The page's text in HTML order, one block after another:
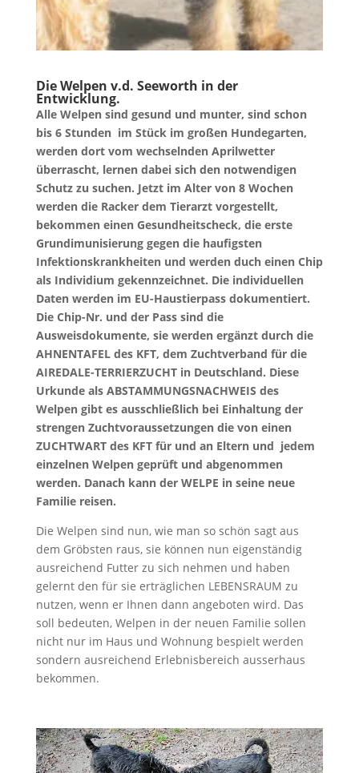
Die Welpen v.d. Seeworth in der
Entwicklung.
Alle Welpen sind gesund und munter, sind schon
bis 6 Stunden im Stück im großen Hundegarten,
werden dort vom wechselnden Aprilwetter
überrascht, lernen dabei sich den notwendigen
Schutz zu suchen. Jetzt im Alter von 8 Wochen
werden die Racker dem Tierarzt vorgestellt,
bekommen einen Gesundheitscheck, die erste
Grundimunisierung gegen die haufigsten
Infektionskrankheiten und werden duch einen Chip
als Individium gekennzeichnet. Die individuellen
Daten werden im EU-Haustierpass dokumentiert.
Die Chip-Nr. und der Pass sind die
Ausweisdokumente, sie werden ergänzt durch die
AHNENTAFEL des KFT, dem Zuchtverband für die
AIREDALE-TERRIERZUCHT in Deutschland. Diese
Urkunde als ABSTAMMUNGSNACHWEIS des
Welpen gibt es ausschließlich bei Einhaltung der
strengen Zuchtvoraussetzungen die von einen
ZUCHTWART des KFT für und an Eltern und jedem
einzelnen Welpen geprüft und abgenommen
werden. Danach kann der WELPE in seine neue
Familie reisen.
Die Welpen sind nun, wie man so schön sagt aus
dem Gröbsten raus, sie können nun eigenständig
ausreichend Futter zu sich nehmen und haben
gelernt den für sie erträglichen LEBENSRAUM zu
nutzen, wenn er Ihnen dann angeboten wird. Das
soll bedeuten, Welpen in der neuen Familie sollen
nicht nur im Haus und Wohnung bespielt werden
sondern ausreichend Erlebnisbereich ausserhaus
bekommen.